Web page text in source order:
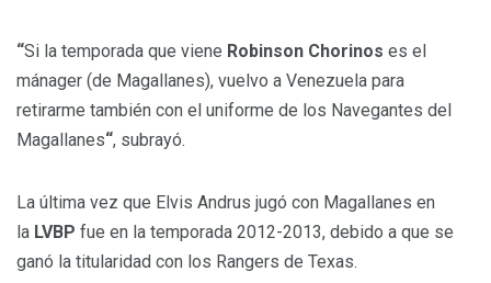
“Si la temporada que viene Robinson Chorinos es el
mánager (de Magallanes), vuelvo a Venezuela para
retirarme también con el uniforme de los Navegantes del
Magallanes“, subrayó.
La última vez que Elvis Andrus jugó con Magallanes en
la LVBP fue en la temporada 2012-2013, debido a que se
ganó la titularidad con los Rangers de Texas.